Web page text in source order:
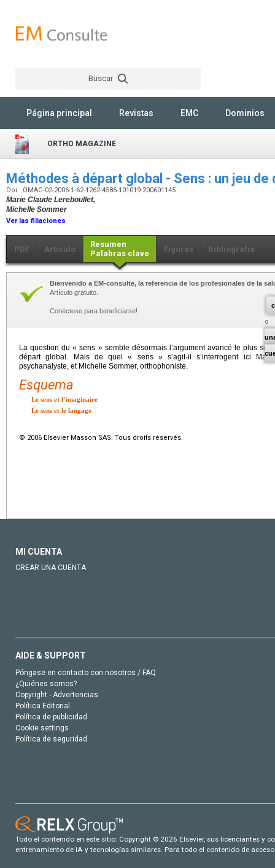
Buscar
Página principal Revistas EMC Dominios
ORTHO MAGAZINE
Méthodes à départ global - Sens : un jeu de
Doi : OMAG-02-2006-1-62-1262-4586-101019-200601145
Marie Claude Lereboullet,
Michelle Sommer
Ver las filiaciones
PDF Artículo
Resumen
Palabras clave
Figuras Bibliografía
Bienvenido a EM-consulte, la referencia de los profesionales de la
Artículo gratuito.
Conéctese para beneficiarse!
La question du « sens » semble désormais l’argument avancé le plus
départ global. Mais de quel « sens » s’agit-il s’interrogent ici
psychanalyste, et Michelle Sommer, orthophoniste.
Esquema
Le sens et l’imaginaire
Le sens et le langage
© 2006 Elsevier Masson SAS. Tous droits réservés.
MI CUENTA
CREAR UNA CUENTA
AIDE & SUPPORT
Póngase en contacto con nosotros / FAQ
¿Quiénes somos?
Copyright - Advertencias
Política Editorial
Política de publicidad
Cookie settings
Política de seguridad
Todo el contenido en este sitio: Copyright © 2026 Elsevier, sus licenciantes y
entrenamiento de IA y tecnologías similares. Para todo el contenido de